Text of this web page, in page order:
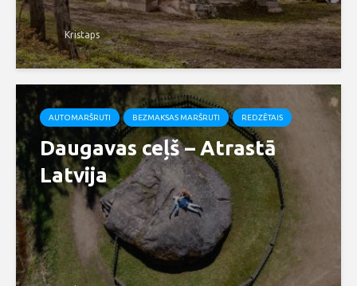
Kristaps
AUTOMARŠRUTI BEZMAKSAS MARŠRUTI REDZĒTAIS
Daugavas ceļš – Atrastā
Latvija